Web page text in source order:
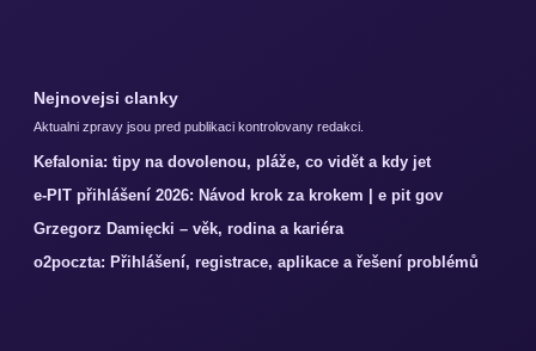
Nejnovejsi clanky
Aktualni zpravy jsou pred publikaci kontrolovany redakci.
Kefalonia: tipy na dovolenou, pláže, co vidět a kdy jet
e-PIT přihlášení 2026: Návod krok za krokem | e pit gov
Grzegorz Damięcki – věk, rodina a kariéra
o2poczta: Přihlášení, registrace, aplikace a řešení problémů